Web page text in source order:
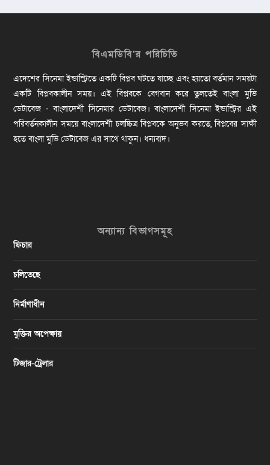
বিএমডিবি’র পরিচিতি
এদেশের সিনেমা ইন্ডাস্ট্রিতে একটি বিপ্লব ঘটতে যাচ্ছে এবং হয়তো বর্তমান সময়টা
একটি বিপ্লবকালীন সময়। এই বিপ্লবকে বেগবান করে তুলতেই বাংলা মুভি
ডেটাবেজ - বাংলাদেশী সিনেমার ডেটাবেজ। বাংলাদেশী সিনেমা ইন্ডাস্ট্রির এই
পরিবর্তনকালীন সময়ে বাংলাদেশী চলচ্চিত্র বিপ্লবকে অনুভব করতে, বিপ্লবের সাক্ষী
হতে বাংলা মুভি ডেটাবেজ এর সাথে থাকুন। ধন্যবাদ।
অন্যান্য বিভাগসমূহ
ফিচার
চলিতেছে
নির্মাণাধীন
মুক্তির অপেক্ষায়
টিজার-ট্রেলার